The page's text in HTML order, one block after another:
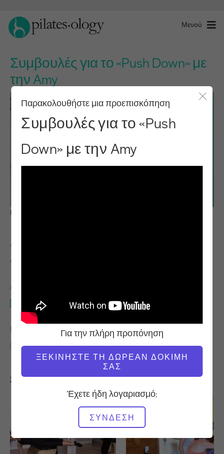
Μενού
Συμβουλές για το «Push Down» με
την Amy
Παρακολουθήστε μια προεπισκόπηση
Συμβουλές για το «Push
Down» με την Amy
Για την πλήρη προπόνηση
ΞΕΚΙΝΉΣΤΕ ΤΗ ΔΩΡΕΆΝ ΔΟΚΙΜΉ
ΣΑΣ
Έχετε ήδη λογαριασμό;
ΣΎΝΔΕΣΗ
Παρατηρήστε & μάθετε
ΔΆΣΚΑΛΟΣ
Amy Berger
ΑΠΑΙΤΟΎΜΕΝΟΣ ΕΞΟΠΛΙΣΜΌΣ
Καρέκλα Wunda
ΒΡΕΊΤΕ ΠΑΡΌΜΟΙΕΣ ΤΆΞΕΙΣ ΓΙΑ
0 - 10 λεπτά
Καρέκλα Wunda
Άλλες προπονήσεις που μπορεί να σας αρέσουν